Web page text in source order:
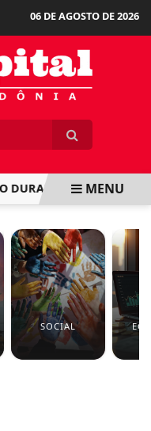
06 DE AGOSTO DE 2026
A MADRUGADA
MENU
SOCIAL